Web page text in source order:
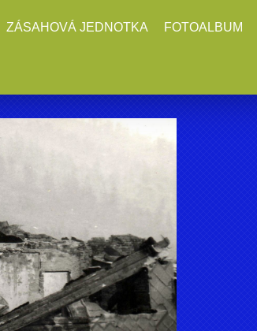
ZÁSAHOVÁ JEDNOTKA FOTOALBUM